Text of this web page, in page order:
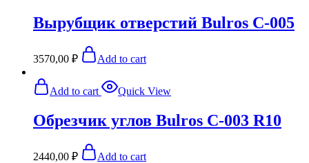
Вырубщик отверстий Bulros С-005
3570,00 ₽ Add to cart
Add to cart Quick View
Обрезчик углов Bulros C-003 R10
2440,00 ₽ Add to cart